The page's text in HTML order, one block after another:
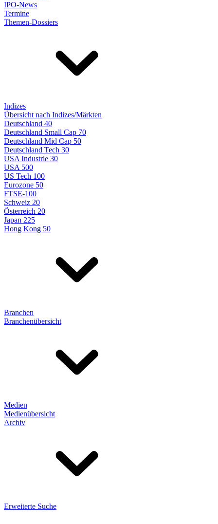
IPO-News
Termine
Themen-Dossiers
Indizes
Übersicht nach Indizes/Märkten
Deutschland 40
Deutschland Small Cap 70
Deutschland Mid Cap 50
Deutschland Tech 30
USA Industrie 30
USA 500
US Tech 100
Eurozone 50
FTSE-100
Schweiz 20
Österreich 20
Japan 225
Hong Kong 50
Branchen
Branchenübersicht
Medien
Medienübersicht
Archiv
Erweiterte Suche